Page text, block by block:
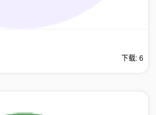
下载: 6